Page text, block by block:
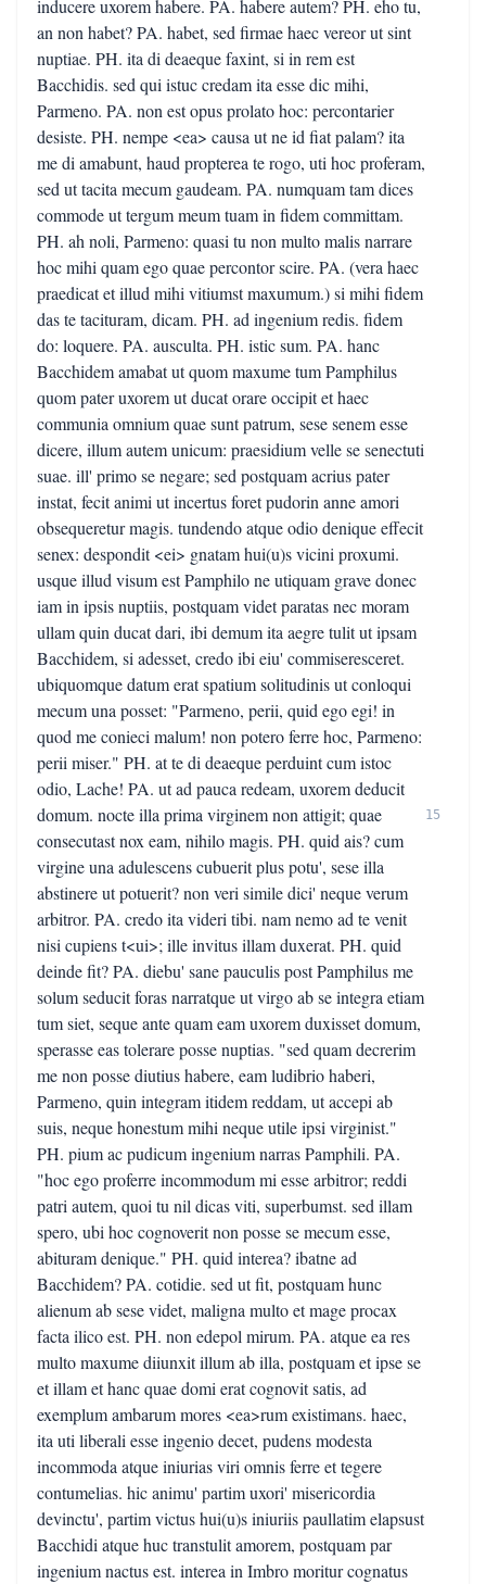
inducere uxorem habere. PA. habere autem? PH. eho tu,
an non habet? PA. habet, sed firmae haec vereor ut sint
nuptiae. PH. ita di deaeque faxint, si in rem est
Bacchidis. sed qui istuc credam ita esse dic mihi,
Parmeno. PA. non est opus prolato hoc: percontarier
desiste. PH. nempe <ea> causa ut ne id fiat palam? ita
me di amabunt, haud propterea te rogo, uti hoc proferam,
sed ut tacita mecum gaudeam. PA. numquam tam dices
commode ut tergum meum tuam in fidem committam.
PH. ah noli, Parmeno: quasi tu non multo malis narrare
hoc mihi quam ego quae percontor scire. PA. (vera haec
praedicat et illud mihi vitiumst maxumum.) si mihi fidem
das te tacituram, dicam. PH. ad ingenium redis. fidem
do: loquere. PA. ausculta. PH. istic sum. PA. hanc
Bacchidem amabat ut quom maxume tum Pamphilus
quom pater uxorem ut ducat orare occipit et haec
communia omnium quae sunt patrum, sese senem esse
dicere, illum autem unicum: praesidium velle se senectuti
suae. ill' primo se negare; sed postquam acrius pater
instat, fecit animi ut incertus foret pudorin anne amori
obsequeretur magis. tundendo atque odio denique effecit
senex: despondit <ei> gnatam hui(u)s vicini proxumi.
usque illud visum est Pamphilo ne utiquam grave donec
iam in ipsis nuptiis, postquam videt paratas nec moram
ullam quin ducat dari, ibi demum ita aegre tulit ut ipsam
Bacchidem, si adesset, credo ibi eiu' commiseresceret.
ubiquomque datum erat spatium solitudinis ut conloqui
mecum una posset: "Parmeno, perii, quid ego egi! in
quod me conieci malum! non potero ferre hoc, Parmeno:
perii miser." PH. at te di deaeque perduint cum istoc
odio, Lache! PA. ut ad pauca redeam, uxorem deducit
domum. nocte illa prima virginem non attigit; quae
consecutast nox eam, nihilo magis. PH. quid ais? cum
virgine una adulescens cubuerit plus potu', sese illa
abstinere ut potuerit? non veri simile dici' neque verum
arbitror. PA. credo ita videri tibi. nam nemo ad te venit
nisi cupiens t<ui>; ille invitus illam duxerat. PH. quid
deinde fit? PA. diebu' sane pauculis post Pamphilus me
solum seducit foras narratque ut virgo ab se integra etiam
tum siet, seque ante quam eam uxorem duxisset domum,
sperasse eas tolerare posse nuptias. "sed quam decrerim
me non posse diutius habere, eam ludibrio haberi,
Parmeno, quin integram itidem reddam, ut accepi ab
suis, neque honestum mihi neque utile ipsi virginist."
PH. pium ac pudicum ingenium narras Pamphili. PA.
"hoc ego proferre incommodum mi esse arbitror; reddi
patri autem, quoi tu nil dicas viti, superbumst. sed illam
spero, ubi hoc cognoverit non posse se mecum esse,
abituram denique." PH. quid interea? ibatne ad
Bacchidem? PA. cotidie. sed ut fit, postquam hunc
alienum ab sese videt, maligna multo et mage procax
facta ilico est. PH. non edepol mirum. PA. atque ea res
multo maxume diiunxit illum ab illa, postquam et ipse se
et illam et hanc quae domi erat cognovit satis, ad
exemplum ambarum mores <ea>rum existimans. haec,
ita uti liberali esse ingenio decet, pudens modesta
incommoda atque iniurias viri omnis ferre et tegere
contumelias. hic animu' partim uxori' misericordia
devinctu', partim victus hui(u)s iniuriis paullatim elapsust
Bacchidi atque huc transtulit amorem, postquam par
ingenium nactus est. interea in Imbro moritur cognatus
15